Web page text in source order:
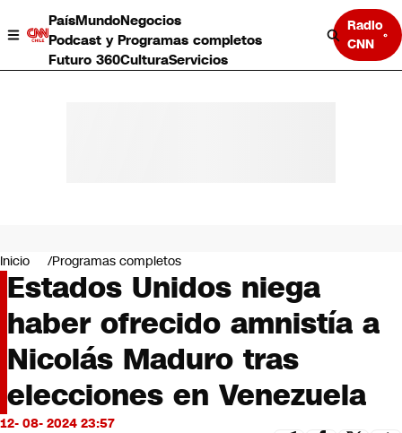
PaísMundoNegocios
Podcast y Programas completos
Futuro 360CulturaServicios
Radio
CNN
Negocios
Deportes
Programas completos
Cultura
Servicios
Bits
CNN tiempo
Futuro 360
Inicio Programas completos
Estados Unidos niega
haber ofrecido amnistía a
Nicolás Maduro tras
elecciones en Venezuela
12- 08- 2024 23:57